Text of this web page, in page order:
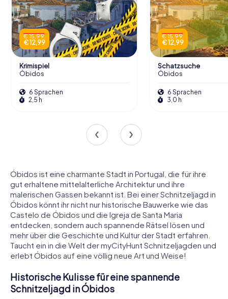
€ 15,99
€ 12,99
Krimispiel
Óbidos
6 Sprachen
2,5 h
€ 15,99
€ 12,99
Schatzsuche
Óbidos
6 Sprachen
3,0 h
Óbidos ist eine charmante Stadt in Portugal, die für ihre
gut erhaltene mittelalterliche Architektur und ihre
malerischen Gassen bekannt ist. Bei einer Schnitzeljagd in
Óbidos könnt ihr nicht nur historische Bauwerke wie das
Castelo de Óbidos und die Igreja de Santa Maria
entdecken, sondern auch spannende Rätsel lösen und
mehr über die Geschichte und Kultur der Stadt erfahren.
Taucht ein in die Welt der myCityHunt Schnitzeljagden und
erlebt Óbidos auf eine völlig neue Art und Weise!
Historische Kulisse für eine spannende
Schnitzeljagd in Óbidos